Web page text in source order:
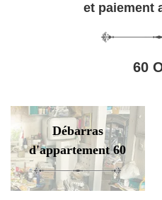
et paiement
60
Débarras
d'appartement 60